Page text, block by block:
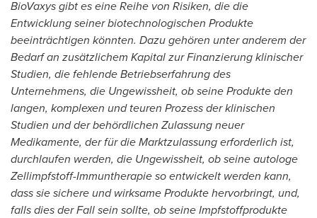
BioVaxys gibt es eine Reihe von Risiken, die die
Entwicklung seiner biotechnologischen Produkte
beeinträchtigen könnten. Dazu gehören unter anderem der
Bedarf an zusätzlichem Kapital zur Finanzierung klinischer
Studien, die fehlende Betriebserfahrung des
Unternehmens, die Ungewissheit, ob seine Produkte den
langen, komplexen und teuren Prozess der klinischen
Studien und der behördlichen Zulassung neuer
Medikamente, der für die Marktzulassung erforderlich ist,
durchlaufen werden, die Ungewissheit, ob seine autologe
Zellimpfstoff-Immuntherapie so entwickelt werden kann,
dass sie sichere und wirksame Produkte hervorbringt, und,
falls dies der Fall sein sollte, ob seine Impfstoffprodukte